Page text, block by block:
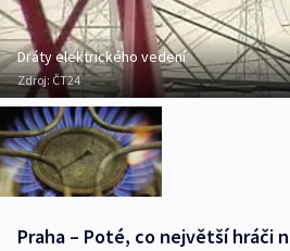
Dráty elektrického vedení
Zdroj: ČT24
Praha – Poté, co největší hráči